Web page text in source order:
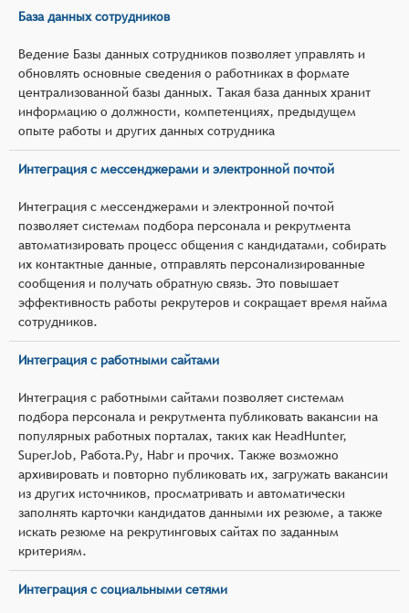
База данных сотрудников
Ведение Базы данных сотрудников позволяет управлять и
обновлять основные сведения о работниках в формате
централизованной базы данных. Такая база данных хранит
информацию о должности, компетенциях, предыдущем
опыте работы и других данных сотрудника
Интеграция с мессенджерами и электронной почтой
Интеграция с мессенджерами и электронной почтой
позволяет системам подбора персонала и рекрутмента
автоматизировать процесс общения с кандидатами, собирать
их контактные данные, отправлять персонализированные
сообщения и получать обратную связь. Это повышает
эффективность работы рекрутеров и сокращает время найма
сотрудников.
Интеграция с работными сайтами
Интеграция с работными сайтами позволяет системам
подбора персонала и рекрутмента публиковать вакансии на
популярных работных порталах, таких как HeadHunter,
SuperJob, Работа.Ру, Habr и прочих. Также возможно
архивировать и повторно публиковать их, загружать вакансии
из других источников, просматривать и автоматически
заполнять карточки кандидатов данными их резюме, а также
искать резюме на рекрутинговых сайтах по заданным
критериям.
Интеграция с социальными сетями